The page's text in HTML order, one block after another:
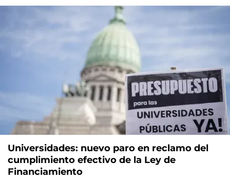
Universidades: nuevo paro en reclamo del
cumplimiento efectivo de la Ley de
Financiamiento